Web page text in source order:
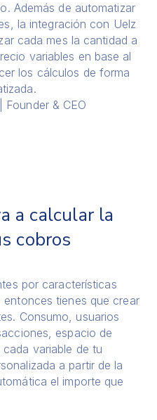
Además de automatizar
la integración con Uelz
cada mes la cantidad a
variables en base al
los cálculos de forma
| Founder & CEO
a calcular la
cobros
por características
tienes que crear
Consumo, usuarios
espacio de
variable de tu
a partir de la
el importe que